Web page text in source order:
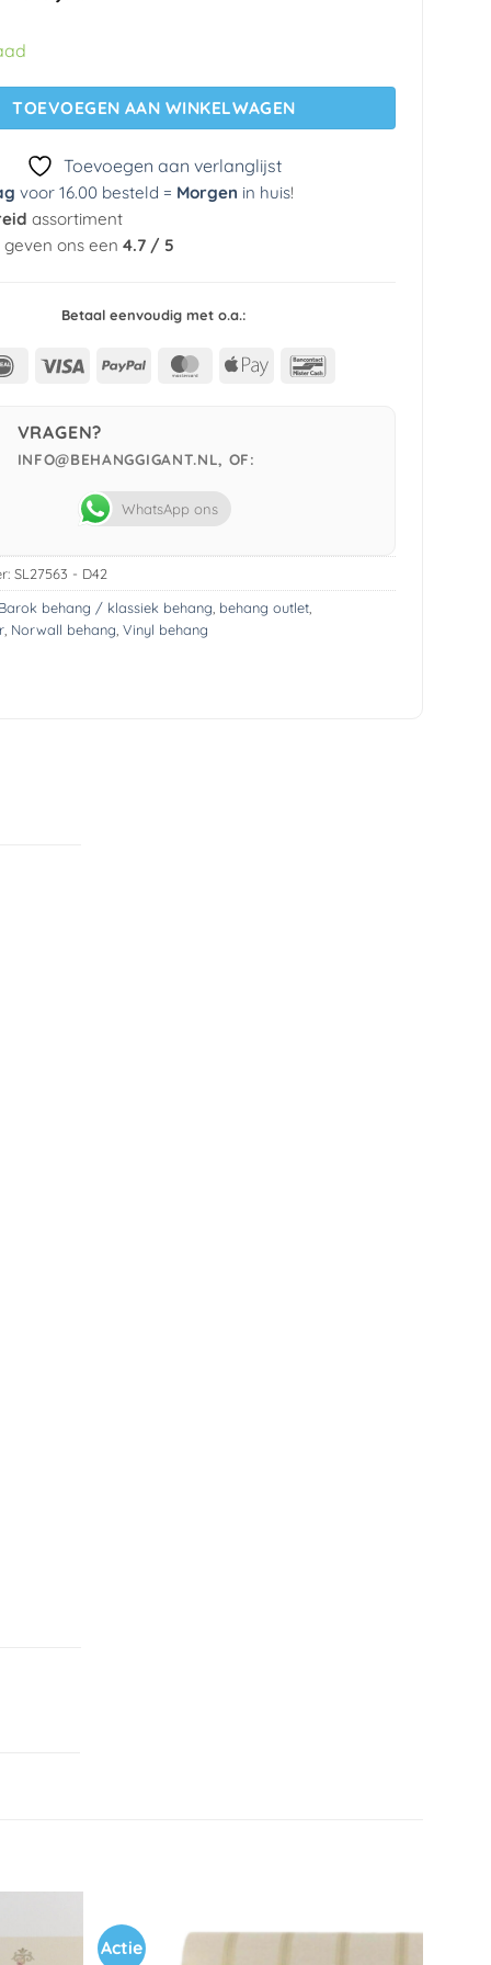
prijs
was:
€ 29,95.
TOEVOEGEN AAN WINKELWAGEN
Toevoegen aan verlanglijst
voor 16.00 besteld = Morgen in huis!
assortiment
ons een 4.7 / 5
Betaal eenvoudig met o.a.:
IDeal Visa PayPal MasterCard
Apple
VRAGEN?
INFO@BEHANGGIGANT.NL, OF:
WhatsApp ons
SL27563 - D42
Barok behang / klassiek behang behang outlet,
, Norwall behang Vinyl behang
Toevoegen
Actie